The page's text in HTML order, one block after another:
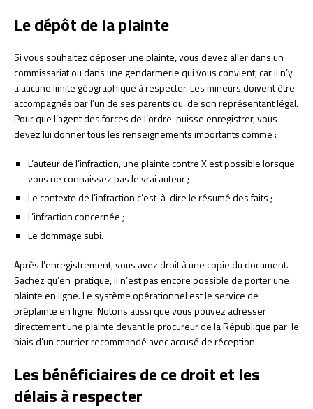
Le dépôt de la plainte
Si vous souhaitez déposer une plainte, vous devez aller dans un
commissariat ou dans une gendarmerie qui vous convient, car il n’y
a aucune limite géographique à respecter. Les mineurs doivent être
accompagnés par l’un de ses parents ou de son représentant légal.
Pour que l’agent des forces de l’ordre puisse enregistrer, vous
devez lui donner tous les renseignements importants comme :
L’auteur de l’infraction, une plainte contre X est possible lorsque
vous ne connaissez pas le vrai auteur ;
Le contexte de l’infraction c’est-à-dire le résumé des faits ;
L’infraction concernée ;
Le dommage subi.
Après l’enregistrement, vous avez droit à une copie du document.
Sachez qu’en pratique, il n’est pas encore possible de porter une
plainte en ligne. Le système opérationnel est le service de
préplainte en ligne. Notons aussi que vous pouvez adresser
directement une plainte devant le procureur de la République par le
biais d’un courrier recommandé avec accusé de réception.
Les bénéficiaires de ce droit et les
délais à respecter